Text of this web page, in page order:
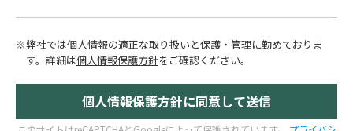
※弊社では個人情報の適正な取り扱いと保護・管理に勤めておりま
す。 詳細は個人情報保護方針をご確認ください。